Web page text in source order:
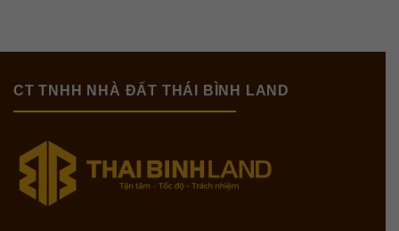
CT TNHH NHÀ ĐẤT THÁI BÌNH LAND